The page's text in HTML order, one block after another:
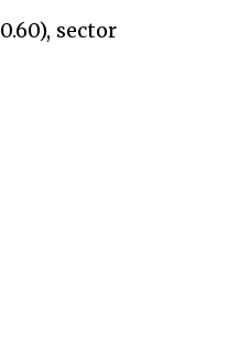
sector